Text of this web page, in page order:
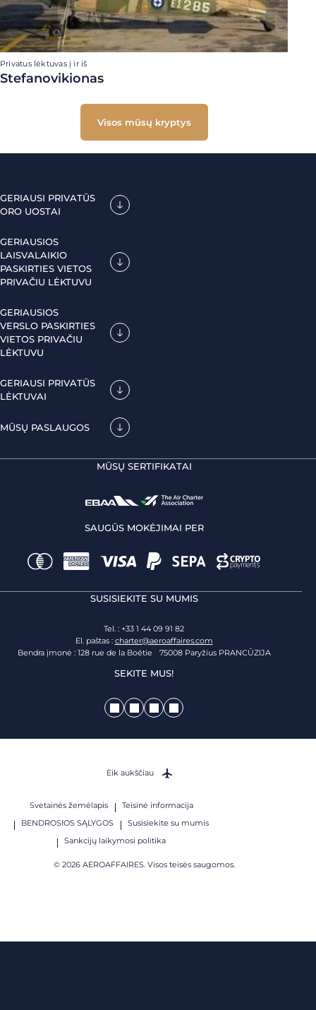
Privatus lėktuvas į ir iš
Stefanovikionas
Visos mūsų kryptys
GERIAUSI PRIVATŪS
ORO UOSTAI
GERIAUSIOS
LAISVALAIKIO
PASKIRTIES VIETOS
PRIVAČIU LĖKTUVU
GERIAUSIOS
VERSLO PASKIRTIES
VIETOS PRIVAČIU
LĖKTUVU
GERIAUSI PRIVATŪS
LĖKTUVAI
MŪSŲ PASLAUGOS
MŪSŲ SERTIFIKATAI
SAUGŪS MOKĖJIMAI PER
SUSISIEKITE SU MUMIS
Tel. : +33 1 44 09 91 82
El. paštas : charter@aeroaffaires.com
Bendra įmonė : 128 rue de la Boétie 75008 Paryžius PRANCŪZIJA
SEKITE MUS!
Svetainės žemėlapis
Teisinė informacija
BENDROSIOS SĄLYGOS
Susisiekite su mumis
Sankcijų laikymosi politika
© 2026 AEROAFFAIRES. Visos teisės saugomos.
Eik aukščiau